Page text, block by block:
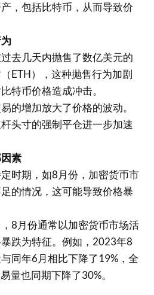
，包括比特币，从而导致价
去几天内抛售了数亿美元的
ETH），这种抛售行为加剧
特币价格造成冲击。
的增加放大了价格的波动。
头寸的强制平仓进一步加速
素
时期，如8月份，加密货币市
的情况，这可能导致价格暴
8月份通常以加密货币市场活
跌为特征。例如，2023年8
同年6月相比下降了19%，全
量也同期下降了30%。